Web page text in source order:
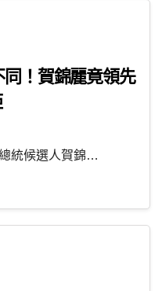
！賀錦麗竟領先
統候選人賀錦…